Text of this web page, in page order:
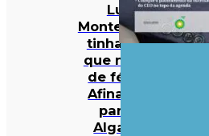
Luís
Montenegro
tinha dito
que não ia
de férias.
Afinal, foi
para o
Algarve